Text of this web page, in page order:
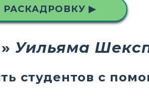
РАСКАДРОВКУ ▶
Уильяма
студентов с